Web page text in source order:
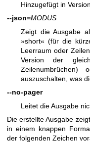
Hinzugefügt in
--json=MODUS
Zeigt die Ausgabe
»short« (für die
Leerraum oder
Version der
Zeilenumbrüchen)
auszuschalten, was
--no-pager
Leitet die Ausgabe
Die erstellte Ausgabe
in einem knappen
der folgenden Zeichen